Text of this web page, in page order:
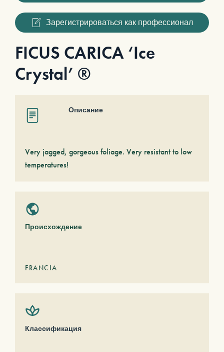
Зарегистрироваться как профессионал
FICUS CARICA ‘Ice
Crystal’ ®
Описание
Very jagged, gorgeous foliage. Very resistant to low
temperatures!
Происхождение
FRANCIA
Классификация